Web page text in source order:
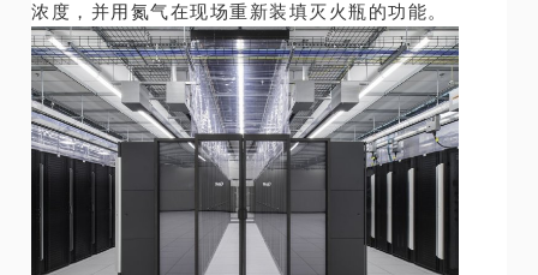
浓度，并用氮气在现场重新装填灭火瓶的功能。